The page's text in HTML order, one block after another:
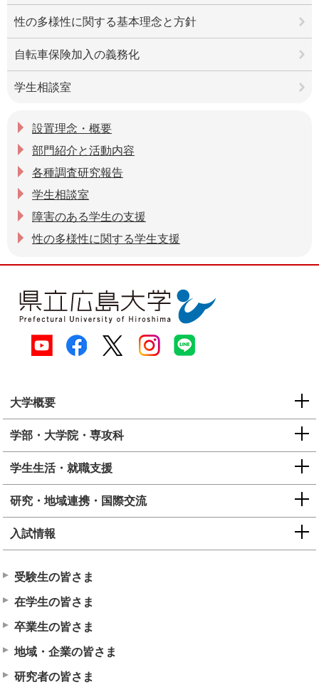
性の多様性に関する基本理念と方針
自転車保険加入の義務化
学生相談室
設置理念・概要
部門紹介と活動内容
各種調査研究報告
学生相談室
障害のある学生の支援
性の多様性に関する学生支援
大学概要
学部・大学院・専攻科
学生生活・就職支援
研究・地域連携・国際交流
入試情報
受験生の皆さま
在学生の皆さま
卒業生の皆さま
地域・企業の皆さま
研究者の皆さま